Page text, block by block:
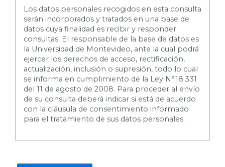
L os datos personales recogidos en esta consulta
serán incorporados y tratados en una base de
datos cuya finalidad es recibir y responder
consultas. El responsable de la base de datos es
la Universidad de Montevideo, ante la cual podrá
ejercer los derechos de acceso, rectificación,
actualización, inclusión o supresión, todo lo cual
se informa en cumplimiento de la Ley N°18.331
del 11 de agosto de 2008. Para proceder al envío
de su consulta deberá indicar si está de acuerdo
con la cláusula de consentimiento informado
para el tratamiento de sus datos personales.